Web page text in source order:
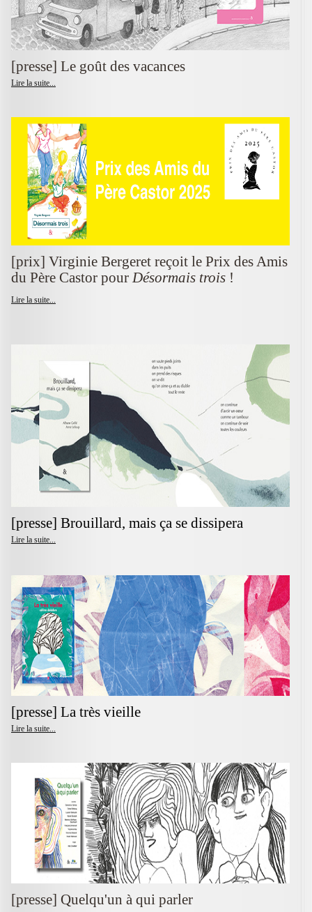
[presse] Le goût des vacances
Lire la suite...
[prix] Virginie Bergeret reçoit le Prix des Amis
du Père Castor pour Désormais trois !
Lire la suite...
[presse] Brouillard, mais ça se dissipera
Lire la suite...
[presse] La très vieille
Lire la suite...
[presse] Quelqu'un à qui parler